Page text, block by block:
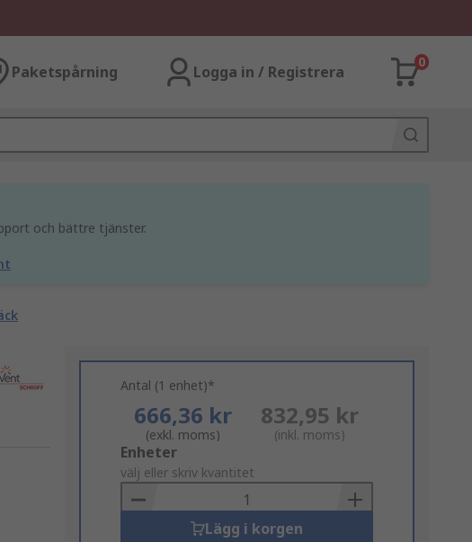
Paketspårning Logga in / Registrera
0
och bättre tjänster.
Antal (1 enhet)*
666,36 kr
(exkl. moms)
832,95 kr
(inkl. moms)
Add
to
Basket
Enheter
välj eller skriv kvantitet
Lägg i korgen